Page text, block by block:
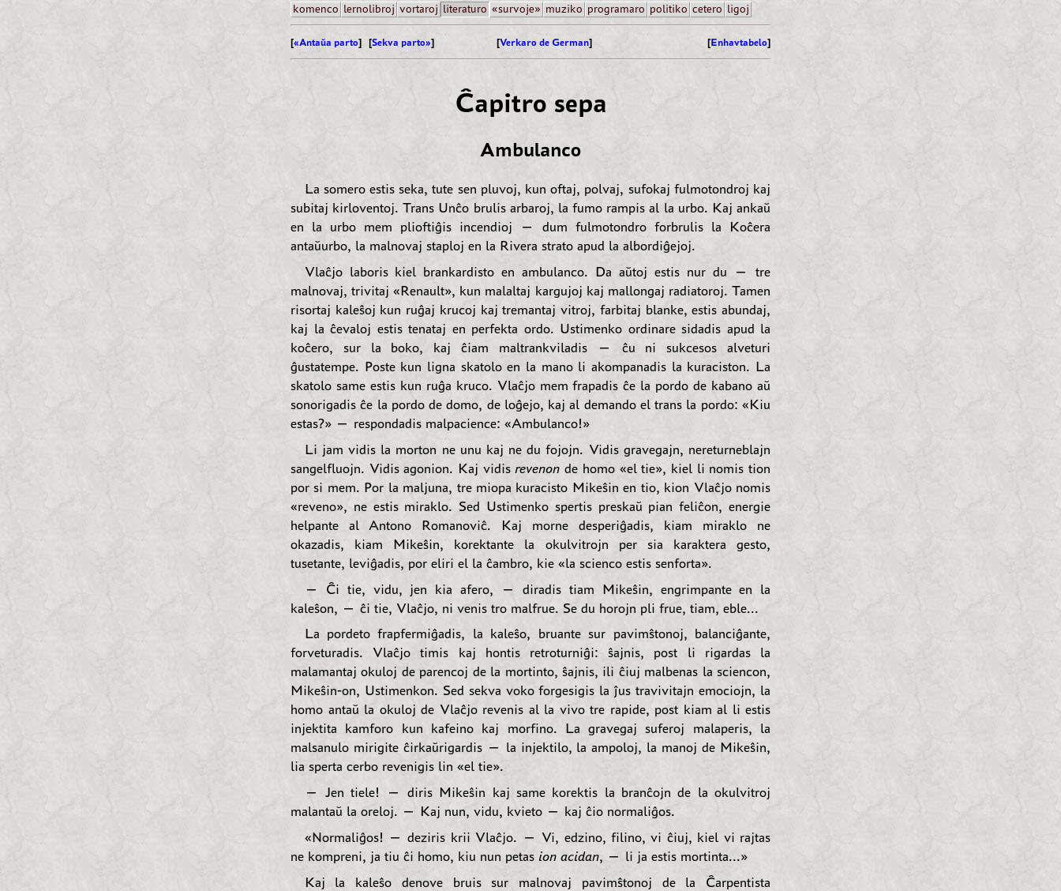
komenco lernolibroj vortaroj literaturo «survoje» muziko programaro politiko cetero ligoj
[«Antaŭa parto] [Sekva parto»] [Verkaro de German] [Enhavtabelo]
Ĉapitro sepa
Ambulanco
La somero estis seka, tute sen pluvoj, kun oftaj, polvaj, sufokaj fulmotondroj kaj
subitaj kirloventoj. Trans Unĉo brulis arbaroj, la fumo rampis al la urbo. Kaj ankaŭ
en la urbo mem plioftiĝis incendioj — dum fulmotondro forbrulis la Koĉera
antaŭurbo, la malnovaj staploj en la Rivera strato apud la albordiĝejoj.
Vlaĉjo laboris kiel brankardisto en ambulanco. Da aŭtoj estis nur du — tre
malnovaj, trivitaj «Renault», kun malaltaj kargujoj kaj mallongaj radiatoroj. Tamen
risortaj kaleŝoj kun ruĝaj krucoj kaj tremantaj vitroj, farbitaj blanke, estis abundaj,
kaj la ĉevaloj estis tenataj en perfekta ordo. Ustimenko ordinare sidadis apud la
koĉero, sur la boko, kaj ĉiam maltrankviladis — ĉu ni sukcesos alveturi
ĝustatempe. Poste kun ligna skatolo en la mano li akompanadis la kuraciston. La
skatolo same estis kun ruĝa kruco. Vlaĉjo mem frapadis ĉe la pordo de kabano aŭ
sonorigadis ĉe la pordo de domo, de loĝejo, kaj al demando el trans la pordo: «Kiu
estas?» — respondadis malpacience: «Ambulanco!»
Li jam vidis la morton ne unu kaj ne du fojojn. Vidis gravegajn, nereturneblajn
sangelfluojn. Vidis agonion. Kaj vidis revenon de homo «el tie», kiel li nomis tion
por si mem. Por la maljuna, tre miopa kuracisto Mikeŝin en tio, kion Vlaĉjo nomis
«reveno», ne estis miraklo. Sed Ustimenko spertis preskaŭ pian feliĉon, energie
helpante al Antono Romanoviĉ. Kaj morne desperiĝadis, kiam miraklo ne
okazadis, kiam Mikeŝin, korektante la okulvitrojn per sia karaktera gesto,
tusetante, leviĝadis, por eliri el la ĉambro, kie «la scienco estis senforta».
— Ĉi tie, vidu, jen kia afero, — diradis tiam Mikeŝin, engrimpante en la
kaleŝon, — ĉi tie, Vlaĉjo, ni venis tro malfrue. Se du horojn pli frue, tiam, eble...
La pordeto frapfermiĝadis, la kaleŝo, bruante sur pavimŝtonoj, balanciĝante,
forveturadis. Vlaĉjo timis kaj hontis retroturniĝi: ŝajnis, post li rigardas la
malamantaj okuloj de parencoj de la mortinto, ŝajnis, ili ĉiuj malbenas la sciencon,
Mikeŝin-on, Ustimenkon. Sed sekva voko forgesigis la ĵus travivitajn emociojn, la
homo antaŭ la okuloj de Vlaĉjo revenis al la vivo tre rapide, post kiam al li estis
injektita kamforo kun kafeino kaj morfino. La gravegaj suferoj malaperis, la
malsanulo mirigite ĉirkaŭrigardis — la injektilo, la ampoloj, la manoj de Mikeŝin,
lia sperta cerbo revenigis lin «el tie».
— Jen tiele! — diris Mikeŝin kaj same korektis la branĉojn de la okulvitroj
malantaŭ la oreloj. — Kaj nun, vidu, kvieto — kaj ĉio normaliĝos.
«Normaliĝos! — deziris krii Vlaĉjo. — Vi, edzino, filino, vi ĉiuj, kiel vi rajtas
ne kompreni, ja tiu ĉi homo, kiu nun petas ion acidan, — li ja estis mortinta...»
Kaj la kaleŝo denove bruis sur malnovaj pavimŝtonoj de la Ĉarpentista